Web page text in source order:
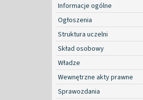
Informacje ogólne
Ogłoszenia
Struktura uczelni
Skład osobowy
Władze
Wewnętrzne akty prawne
Sprawozdania